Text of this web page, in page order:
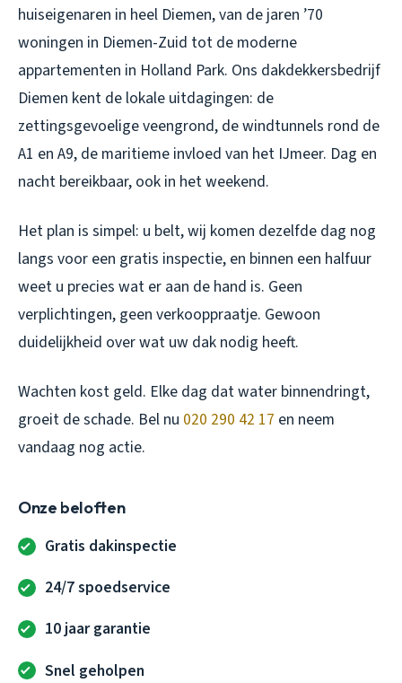
huiseigenaren in heel Diemen, van de jaren ’70
woningen in Diemen-Zuid tot de moderne
appartementen in Holland Park. Ons dakdekkersbedrijf
Diemen kent de lokale uitdagingen: de
zettingsgevoelige veengrond, de windtunnels rond de
A1 en A9, de maritieme invloed van het IJmeer. Dag en
nacht bereikbaar, ook in het weekend.
Het plan is simpel: u belt, wij komen dezelfde dag nog
langs voor een gratis inspectie, en binnen een halfuur
weet u precies wat er aan de hand is. Geen
verplichtingen, geen verkooppraatje. Gewoon
duidelijkheid over wat uw dak nodig heeft.
Wachten kost geld. Elke dag dat water binnendringt,
groeit de schade. Bel nu 020 290 42 17 en neem
vandaag nog actie.
Onze beloften
Gratis dakinspectie
24/7 spoedservice
10 jaar garantie
Snel geholpen